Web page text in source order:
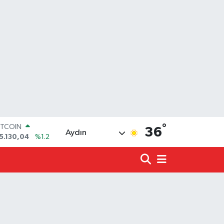
%0.17
Aydın 36°